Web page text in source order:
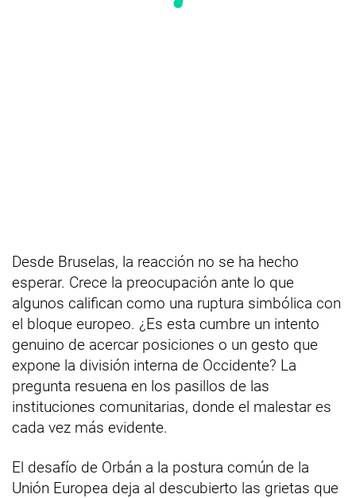
Desde Bruselas, la reacción no se ha hecho
esperar. Crece la preocupación ante lo que
algunos califican como una ruptura simbólica con
el bloque europeo. ¿Es esta cumbre un intento
genuino de acercar posiciones o un gesto que
expone la división interna de Occidente? La
pregunta resuena en los pasillos de las
instituciones comunitarias, donde el malestar es
cada vez más evidente.
El desafío de Orbán a la postura común de la
Unión Europea deja al descubierto las grietas que